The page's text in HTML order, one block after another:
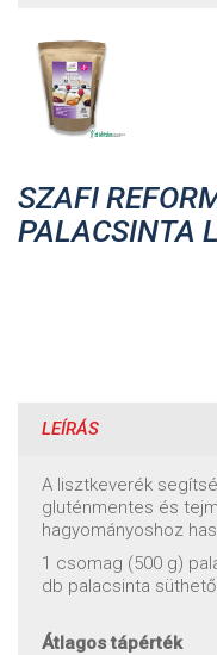
SZAFI
PALACSINTA
LEÍRÁS
A lisztkeverék
gluténmentes és
hagyományoshoz
1 csomag (500 g)
db palacsinta süthető.
Átlagos tápérték